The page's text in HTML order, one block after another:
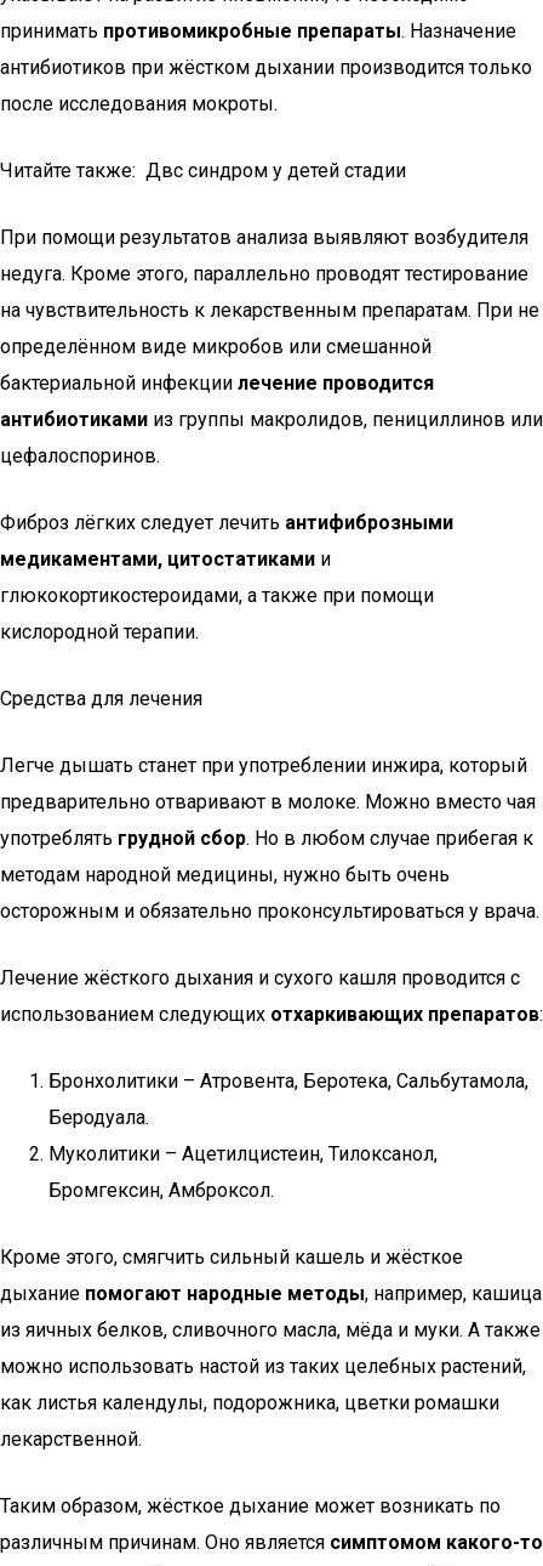
принимать противомикробные препараты. Назначение
антибиотиков при жёстком дыхании производится только
после исследования мокроты.
Читайте также: Двс синдром у детей стадии
При помощи результатов анализа выявляют возбудителя
недуга. Кроме этого, параллельно проводят тестирование
на чувствительность к лекарственным препаратам. При не
определённом виде микробов или смешанной
бактериальной инфекции лечение проводится
антибиотиками из группы макролидов, пенициллинов или
цефалоспоринов.
Фиброз лёгких следует лечить антифиброзными
медикаментами, цитостатиками и
глюкокортикостероидами, а также при помощи
кислородной терапии.
Средства для лечения
Легче дышать станет при употреблении инжира, который
предварительно отваривают в молоке. Можно вместо чая
употреблять грудной сбор. Но в любом случае прибегая к
методам народной медицины, нужно быть очень
осторожным и обязательно проконсультироваться у врача.
Лечение жёсткого дыхания и сухого кашля проводится с
использованием следующих отхаркивающих препаратов:
Бронхолитики – Атровента, Беротека, Сальбутамола,
Беродуала.
Муколитики – Ацетилцистеин, Тилоксанол,
Бромгексин, Амброксол.
Кроме этого, смягчить сильный кашель и жёсткое
дыхание помогают народные методы, например, кашица
из яичных белков, сливочного масла, мёда и муки. А также
можно использовать настой из таких целебных растений,
как листья календулы, подорожника, цветки ромашки
лекарственной.
Таким образом, жёсткое дыхание может возникать по
различным причинам. Оно является симптомом какого-то